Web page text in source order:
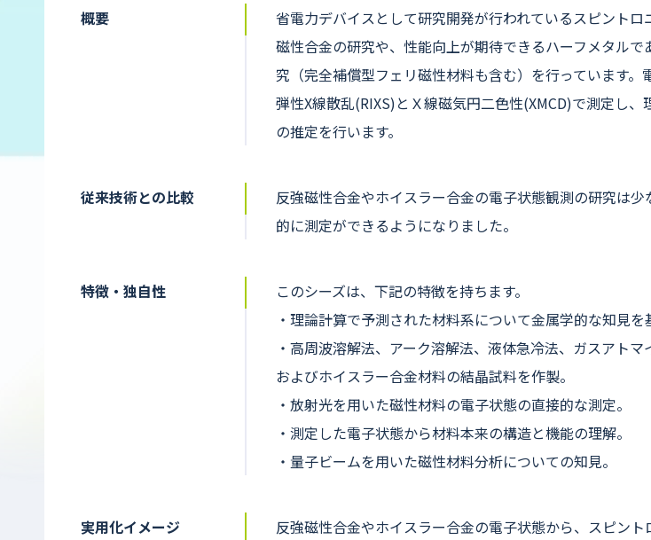
概要
省電力デバイスとして研究開発が行われているスピント
磁性合金の研究や、性能向上が期待できるハーフメタル
究（完全補償型フェリ磁性材料も含む）を行っています
弾性X線散乱(RIXS)とＸ線磁気円二色性(XMCD)で測定し
の推定を行います。
従来技術との比較
反強磁性合金やホイスラー合金の電子状態観測の研究は
的に測定ができるようになりました。
特徴・独自性
このシーズは、下記の特徴を持ちます。
・理論計算で予測された材料系について金属学的な知見を
・高周波溶解法、アーク溶解法、液体急冷法、ガスアト
およびホイスラー合金材料の結晶試料を作製。
・放射光を用いた磁性材料の電子状態の直接的な測定。
・測定した電子状態から材料本来の構造と機能の理解。
・量子ビームを用いた磁性材料分析についての知見。
実用化イメージ
反強磁性合金やホイスラー合金の電子状態から、スピン